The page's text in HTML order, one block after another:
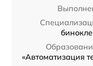
«Автоматизация